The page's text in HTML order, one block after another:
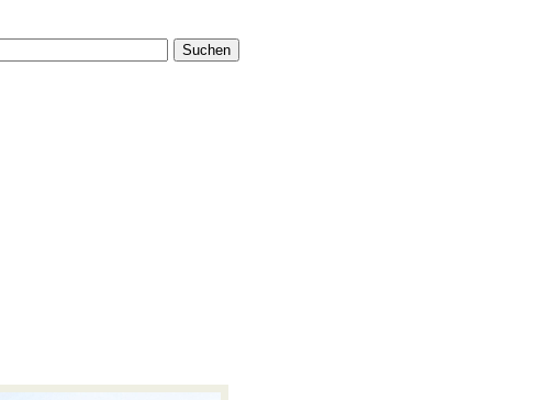
Suchen